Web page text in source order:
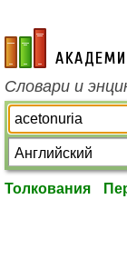
academic.ru
Словари и
Толкования